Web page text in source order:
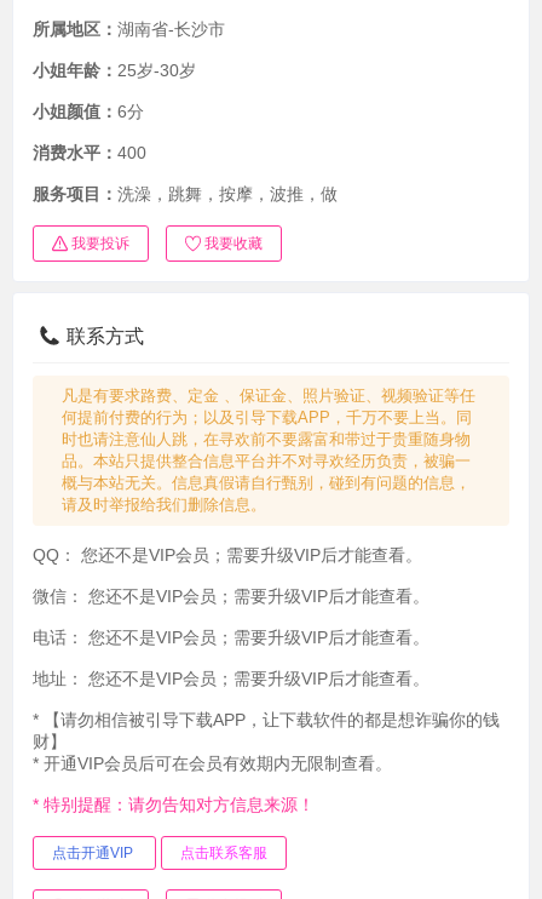
所属地区： 湖南省-长沙市
小姐年龄： 25岁-30岁
小姐颜值： 6分
消费水平： 400
服务项目： 洗澡，跳舞，按摩，波推，做
我要投诉 我要收藏
联系方式
凡是有要求路费、定金 、保证金、照片验证、视频验证等任
何提前付费的行为；以及引导下载APP，千万不要上当。同
时也请注意仙人跳，在寻欢前不要露富和带过于贵重随身物
品。本站只提供整合信息平台并不对寻欢经历负责，被骗一
概与本站无关。信息真假请自行甄别，碰到有问题的信息，
请及时举报给我们删除信息。
QQ： 您还不是VIP会员；需要升级VIP后才能查看。
微信： 您还不是VIP会员；需要升级VIP后才能查看。
电话： 您还不是VIP会员；需要升级VIP后才能查看。
地址： 您还不是VIP会员；需要升级VIP后才能查看。
* 【请勿相信被引导下载APP，让下载软件的都是想诈骗你的钱
财】
* 开通VIP会员后可在会员有效期内无限制查看。
* 特别提醒：请勿告知对方信息来源！
点击开通VIP 点击联系客服